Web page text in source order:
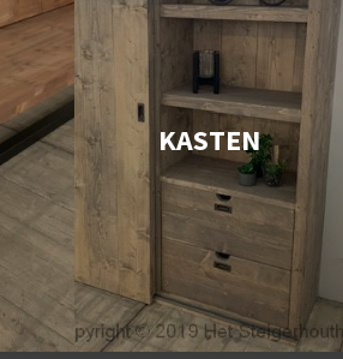
KASTEN